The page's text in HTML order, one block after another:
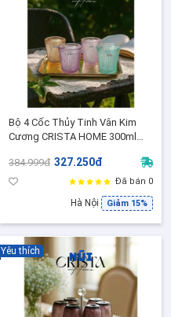
Bộ 4 Cốc Thủy Tinh Vân Kim
Cương CRISTA HOME 300ml
Trọng, Chính Hãng
384.999đ 327.250đ
Đã bán 0
Hà Nội Giảm 15%
Yêu thích